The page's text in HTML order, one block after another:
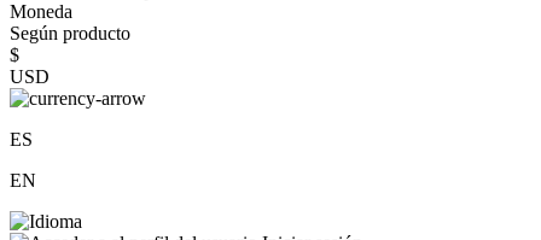
Moneda
Según producto
$
USD
ES
EN